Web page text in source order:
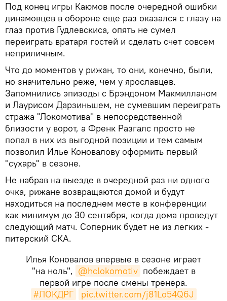
Под конец игры Каюмов после очередной ошибки
динамовцев в обороне еще раз оказался с глазу на
глаз против Гудлевскиса, опять не сумел
переиграть вратаря гостей и сделать счет совсем
неприличным.
Что до моментов у рижан, то они, конечно, были,
но значительно реже, чем у ярославцев.
Запомнились эпизоды с Брэндоном Макмилланом
и Лаурисом Дарзиньшем, не сумевшим переиграть
стража "Локомотива" в непосредственной
близости у ворот, а Френк Разгалс просто не
попал в них из выгодной позиции и тем самым
позволил Илье Коновалову оформить первый
"сухарь" в сезоне.
Не набрав на выезде в очередной раз ни одного
очка, рижане возвращаются домой и будут
находиться на последнем месте в конференции
как минимум до 30 сентября, когда дома проведут
следующий матч. Соперник будет не из легких -
питерский СКА.
Илья Коновалов впервые в сезоне играет
"на ноль", @hclokomotiv побеждает в
первой игре после смены тренера.
#ЛОКДРГ
pic.twitter.com/j81Lo54Q6J